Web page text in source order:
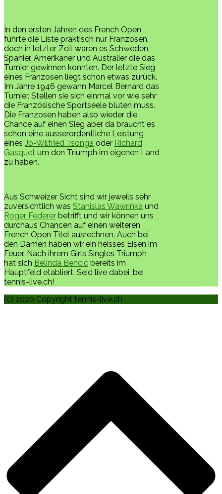
In den ersten Jahren des French Open
führte die Liste praktisch nur Franzosen,
doch in letzter Zeit waren es Schweden,
Spanier, Amerikaner und Australier die das
Turnier gewinnen konnten. Der letzte Sieg
eines Franzosen liegt schon etwas zurück.
Im Jahre 1946 gewann Marcel Bernard das
Turnier. Stellen sie sich einmal vor wie sehr
die Französische Sportseele bluten muss.
Die Franzosen haben also wieder die
Chance auf einen Sieg aber da braucht es
schon eine ausserordentliche Leistung
eines Jo-Wilfried Tsonga oder Richard
Gasquet um den Triumph im eigenen Land
zu haben.
Aus Schweizer Sicht sind wir jeweils sehr
zuversichtlich was Stanislas Wawrinka und
Roger Federer betrifft und wir können uns
durchaus Chancen auf einen weiteren
French Open Titel ausrechnen. Auch bei
den Damen haben wir ein heisses Eisen im
Feuer. Nach ihrem Girls Singles Triumph
hat sich Belinda Bencic bereits im
Hauptfeld etabliert. Seid live dabei, bei
tennis-live.ch!
(c) 2020 Copyright tennis-live.ch